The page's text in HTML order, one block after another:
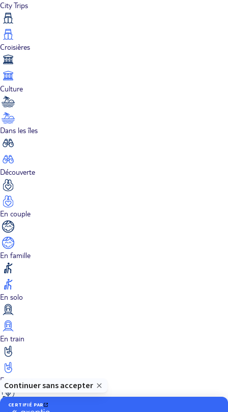
City Trips
Croisières
Culture
Dans les îles
Découverte
En couple
En famille
En solo
En train
Entre amis